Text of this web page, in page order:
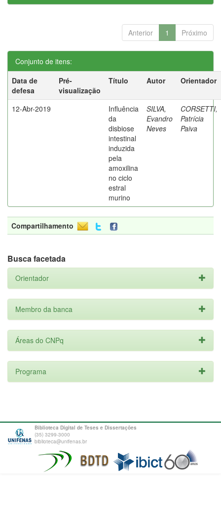
Anterior 1 Próximo
Conjunto de itens:
Data de
defesa
Pré-
visualização
Título Autor Orientador
12-Abr-2019
Influência
da
disbiose
intestinal
induzida
pela
amoxilina
no ciclo
estral
murino
SILVA,
Evandro
Neves
CORSETTI,
Patrícia
Paiva
Compartilhamento
Busca facetada
Orientador
Membro da banca
Áreas do CNPq
Programa
Biblioteca Digital de Teses e Dissertações
(35) 3299-3000
biblioteca@unifenas.br